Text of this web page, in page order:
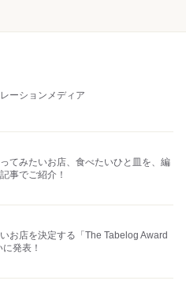
ーションメディア
てみたいお店、食べたいひと皿を、編
事でご紹介！
お店を決定する「The Tabelog Award
発表！